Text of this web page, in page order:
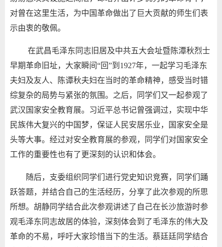
对曾在这里生活，为中国革命做出了巨大贡献的师生们表
示由衷的敬佩。
在武昌毛泽东同志旧居及中共五大会址暨陈潭秋烈士
早期革命旧址，大家瞬间“回”到 1927年，一起学习毛泽东
夫妇及友人、陈谭秋夫妇在当时的革命精神，感受当时错
综复杂的局势与紧张的氛围。之后，同学们又一起参观了
武汉国家安全教育展。习近平总书记曾强调过，实现中华
民族伟大复兴的中国梦，保证人民安居乐业，国家安全是
头等大事。经过对安全教育展的参观，同学们对国家安全
工作的重要性也有了更深刻的认识和体会。
随后，支委组织同学们进行党史知识竞赛，
同学们踊
跃答题，并结合自己的生活经历，分享了此次参观的所思
所想。胡静同学结合此次参观讲述了自己在长沙旅游时参
观毛泽东同志故居的体验，深刻体会到了毛泽东的伟大及
革命的不易，呼吁大家珍惜当下的生活。蔡廷廷同学结合